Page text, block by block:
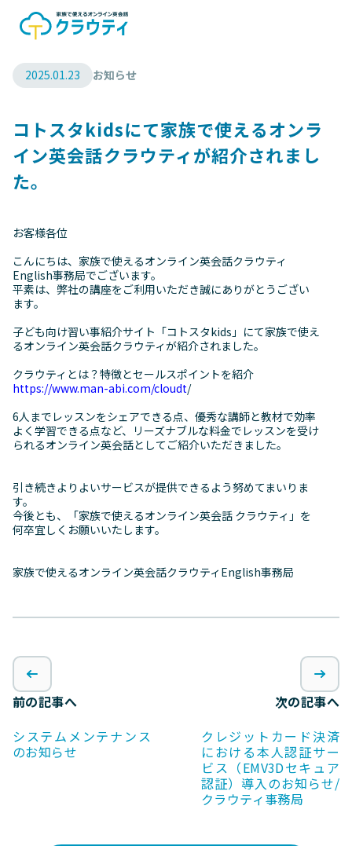
2025.01.23 お知らせ
コトスタkidsにて家族で使えるオンラ
イン英会話クラウティが紹介されまし
た。
お客様各位
こんにちは、家族で使えるオンライン英会話クラウティ
English事務局でございます。
平素は、弊社の講座をご利用いただき誠にありがとうござい
ます。
子ども向け習い事紹介サイト「コトスタkids」にて家族で使え
るオンライン英会話クラウティが紹介されました。
クラウティとは？特徴とセールスポイントを紹介
https://www.man-abi.com/cloudt/
6人までレッスンをシェアできる点、優秀な講師と教材で効率
よく学習できる点など、リーズナブルな料金でレッスンを受け
られるオンライン英会話としてご紹介いただきました。
引き続きよりよいサービスが提供できるよう努めてまいりま
す。
今後とも、「家族で使えるオンライン英会話 クラウティ」を
何卒宜しくお願いいたします。
家族で使えるオンライン英会話クラウティEnglish事務局
前の記事へ
システムメンテナンス
のお知らせ
次の記事へ
クレジットカード決済
における本人認証サー
ビス（EMV3Dセキュア
認証）導入のお知らせ/
クラウティ事務局